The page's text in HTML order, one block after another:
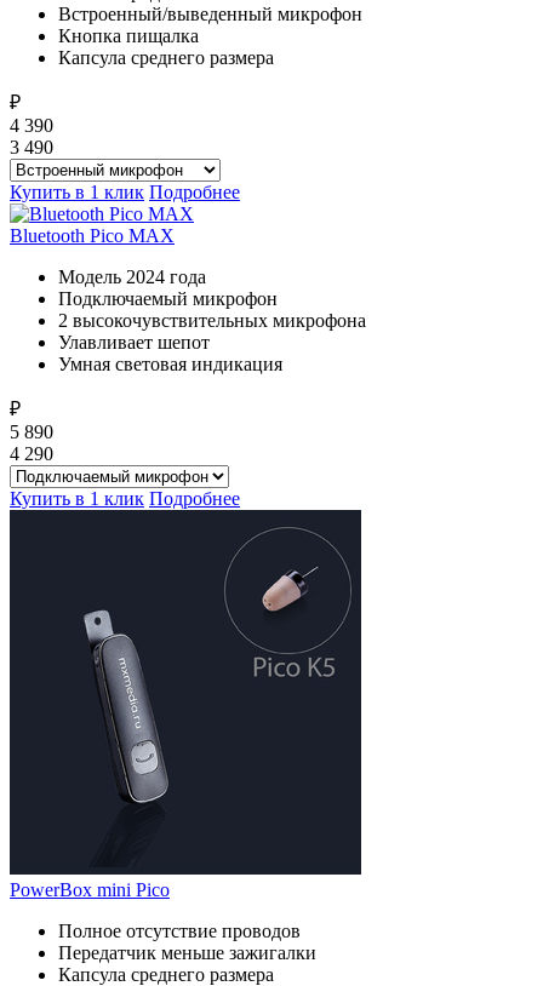
Встроенный/выведенный микрофон
Кнопка пищалка
Капсула среднего размера
₽
4 390
3 490
Купить в 1 клик Подробнее
Bluetooth Pico MAX
Модель 2024 года
Подключаемый микрофон
2 высокочувствительных микрофона
Улавливает шепот
Умная световая индикация
₽
5 890
4 290
Купить в 1 клик Подробнее
PowerBox mini Pico
Полное отсутствие проводов
Передатчик меньше зажигалки
Капсула среднего размера